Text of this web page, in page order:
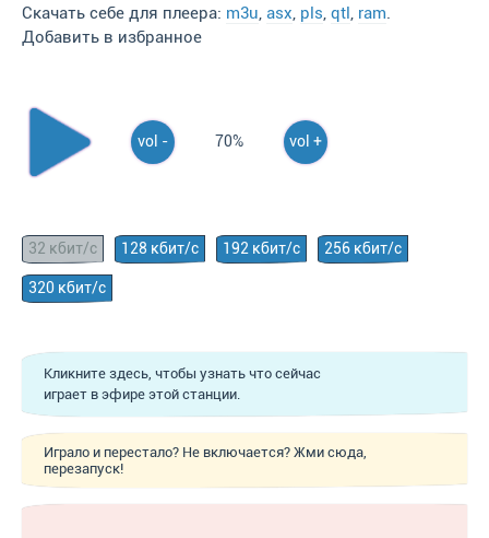
Скачать себе для плеера: m3u, asx, pls, qtl, ram.
Добавить в избранное
vol - 70% vol +
32 кбит/с 128 кбит/с 192 кбит/с 256 кбит/с
320 кбит/с
Кликните здесь, чтобы узнать что сейчас
играет в эфире этой станции.
Играло и перестало? Не включается? Жми сюда,
перезапуск!